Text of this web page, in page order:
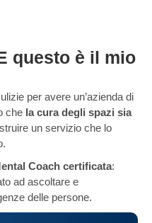
questo è il mio
per avere un’azienda di
che la cura degli spazi sia
un servizio che lo
Coach certificata:
ad ascoltare e
delle persone.